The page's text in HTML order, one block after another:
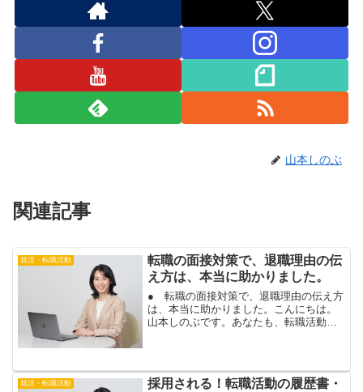
山本しのぶ
関連記事
就活・転職活動
転職の面接対策で、退職理由の伝
え方は、本当に助かりました。
● 転職の面接対策で、退職理由の伝え方
は、本当に助かりました。こんにちは。
山本しのぶです。あなたも、転職活動の
え方で、悩むことが多いの...
就活・転職活動
採用される！転職活動の履歴書・